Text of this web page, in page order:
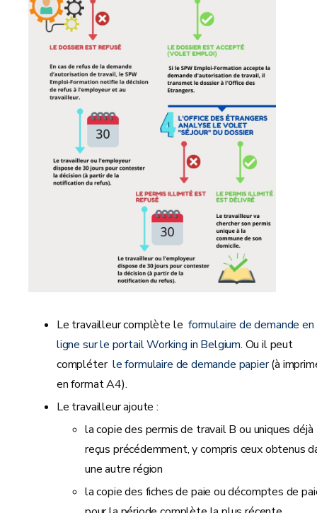
Le travailleur complète le formulaire de demande en
ligne sur le portail Working in Belgium. Ou il peut
compléter le formulaire de demande papier(à
en format A4).
Le travailleur ajoute :
la copie des permis de travail B ou uniques déjà
reçus précédemment, y compris ceux obtenus
une autre région
la copie des fiches de paie ou décomptes de